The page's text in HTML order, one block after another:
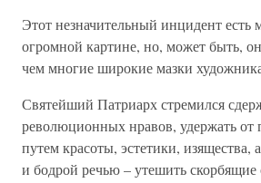
Этот незначительный инцидент есть
огромной картине, но, может быть,
чем многие широкие мазки
Святейший Патриарх стремился
революционных нравов, удержать от
путем красоты, эстетики, изящества,
и бодрой речью – утешить скорбящие